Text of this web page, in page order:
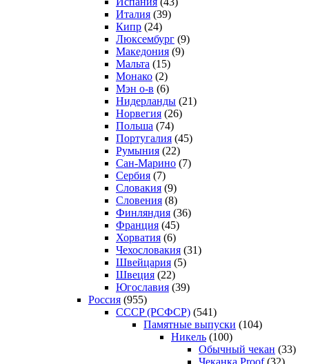
Италия (39)
Кипр (24)
Люксембург (9)
Македония (9)
Мальта (15)
Монако (2)
Мэн о-в (6)
Нидерланды (21)
Норвегия (26)
Польша (74)
Португалия (45)
Румыния (22)
Сан-Марино (7)
Сербия (7)
Словакия (9)
Словения (8)
Финляндия (36)
Франция (45)
Хорватия (6)
Чехословакия (31)
Швейцария (5)
Швеция (22)
Югославия (39)
Россия (955)
CCCP (РСФСР) (541)
Памятные выпуски (104)
Никель (100)
Обычный чекан (33)
Чеканка Proof(32)